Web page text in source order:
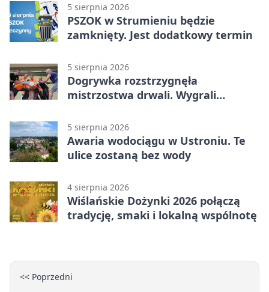
5 sierpnia 2026
PSZOK w Strumieniu będzie
zamknięty. Jest dodatkowy termin
5 sierpnia 2026
Dogrywka rozstrzygnęła
mistrzostwa drwali. Wygrali
5 sierpnia 2026
Awaria wodociągu w Ustroniu. Te
ulice zostaną bez wody
4 sierpnia 2026
Wiślańskie Dożynki 2026 połączą
tradycję, smaki i lokalną wspólnotę
<< Poprzedni